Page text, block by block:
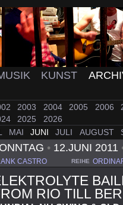
KUNST
2003 2004 2005 2006
2025
2026
MAI JUNI JULI AUGUST
•12.JUNI 2011
CASTRO REIHE
RIO TILL